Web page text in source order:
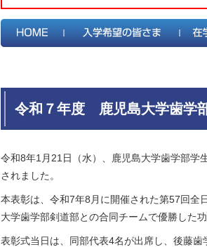
令和７年度 鹿児島大学歯学
令和8年1月21日（水）、鹿児島大学歯学部
されました。
本表彰は、令和7年8月に開催された第57回全
大学歯学部剣道部との合同チームで優勝した
表彰式当日は、同部代表4名が出席し、後藤